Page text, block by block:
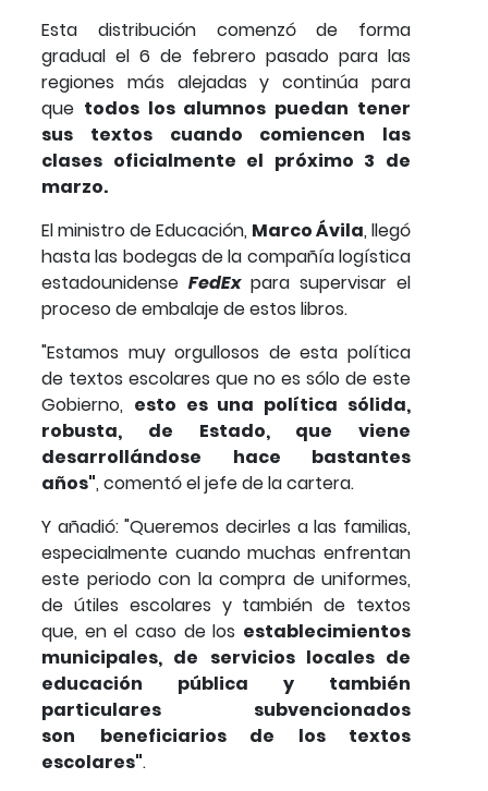
Esta distribución comenzó de forma
gradual el 6 de febrero pasado para las
regiones más alejadas y continúa para
que todos los alumnos puedan tener
sus textos cuando comiencen las
clases oficialmente el próximo 3 de
marzo.
El ministro de Educación, Marco Ávila, llegó
hasta las bodegas de la compañía logística
estadounidense FedExpara supervisar el
proceso de embalaje de estos libros.
"Estamos muy orgullosos de esta política
de textos escolares que no es sólo de este
Gobierno, esto es una política sólida,
robusta, de Estado, que viene
desarrollándose hace bastantes
años", comentó el jefe de la cartera.
Y añadió: "Queremos decirles a las familias,
especialmente cuando muchas enfrentan
este periodo con la compra de uniformes,
de útiles escolares y también de textos
que, en el caso de los establecimientos
municipales, de servicios locales de
educación pública y también
particulares subvencionados
son
beneficiarios de los textos
escolares".